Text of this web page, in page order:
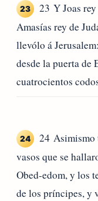
23
23 Y Joas
Amasías rey de
llevólo á
desde la puerta de
cuatrocientos
24
24 Asimismo
vasos que se
Obed-edom, y los
de los príncipes, y